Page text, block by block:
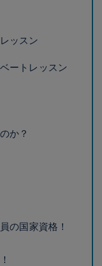
ッスン
ートレッスン
か？
の国家資格！